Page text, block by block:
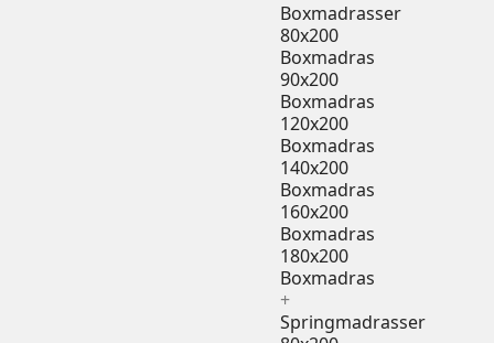
Boxmadrasser
80x200
Boxmadras
90x200
Boxmadras
120x200
Boxmadras
140x200
Boxmadras
160x200
Boxmadras
180x200
Boxmadras
+
Springmadrasser